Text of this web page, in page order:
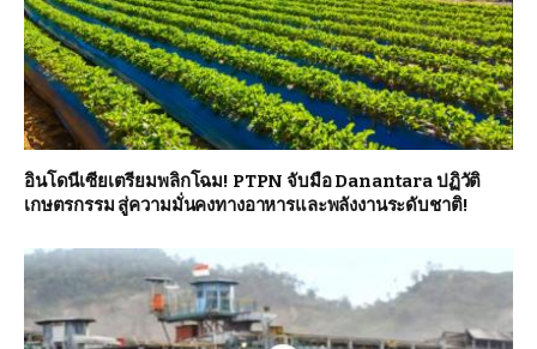
อินโดนีเซียเตรียมพลิกโฉม! PTPN จับมือ Danantara ปฏิวัติ
เกษตรกรรม สู่ความมั่นคงทางอาหารและพลังงานระดับชาติ!